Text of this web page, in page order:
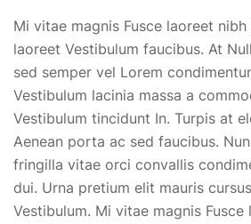
Mi vitae magnis Fusce laoreet
laoreet Vestibulum faucibus. At
sed semper vel Lorem
Vestibulum lacinia massa a
Vestibulum tincidunt In. Turpis at
Aenean porta ac sed faucibus.
fringilla vitae orci convallis
dui. Urna pretium elit mauris
Vestibulum. Mi vitae magnis